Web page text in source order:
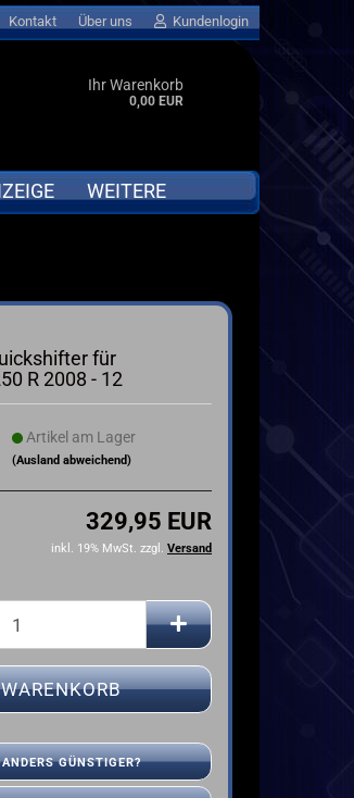
Kontakt Über uns Kundenlogin
Ihr Warenkorb
0,00 EUR
HONDA
KTM
SUZUKI
YAMAHA
WEITERE
GPS LAPTIMER für MOTORRAD &
MOTORRAD QUICKSHIFTER
für
R 2008 - 12
Artikel am Lager
(Ausland abweichend)
329,95 EUR
inkl. 19% MwSt. zzgl. Versand
GÜNSTIGER?